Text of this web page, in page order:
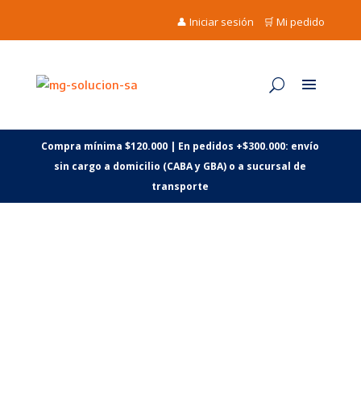
👤 Iniciar sesión 🛒 Mi pedido
Compra mínima $120.000 | En pedidos +$300.000: envío
sin cargo a domicilio (CABA y GBA) o a sucursal de
transporte